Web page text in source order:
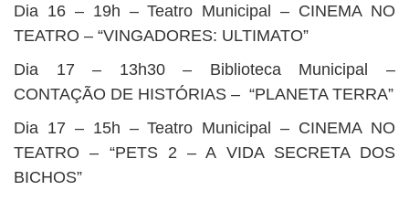
Dia 16 – 19h – Teatro Municipal – CINEMA NO
TEATRO – “VINGADORES: ULTIMATO”
Dia 17 – 13h30 – Biblioteca Municipal –
CONTAÇÃO DE HISTÓRIAS – “PLANETA TERRA”
Dia 17 – 15h – Teatro Municipal – CINEMA NO
TEATRO – “PETS 2 – A VIDA SECRETA DOS
BICHOS”